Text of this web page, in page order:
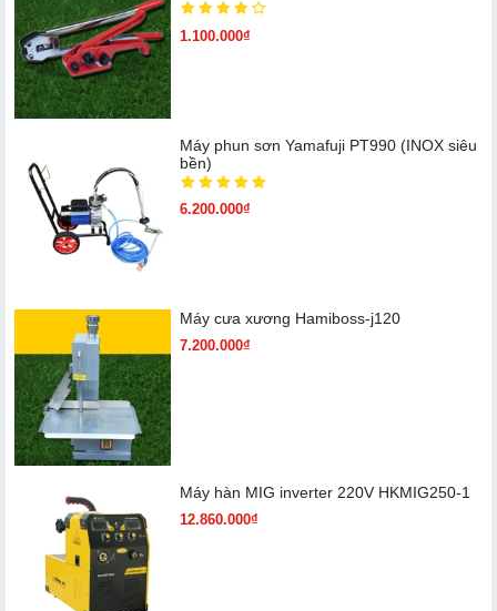
1.100.000₫
Máy phun sơn Yamafuji PT990 (INOX siêu
bền)
6.200.000₫
Máy cưa xương Hamiboss-j120
7.200.000₫
Máy hàn MIG inverter 220V HKMIG250-1
12.860.000₫